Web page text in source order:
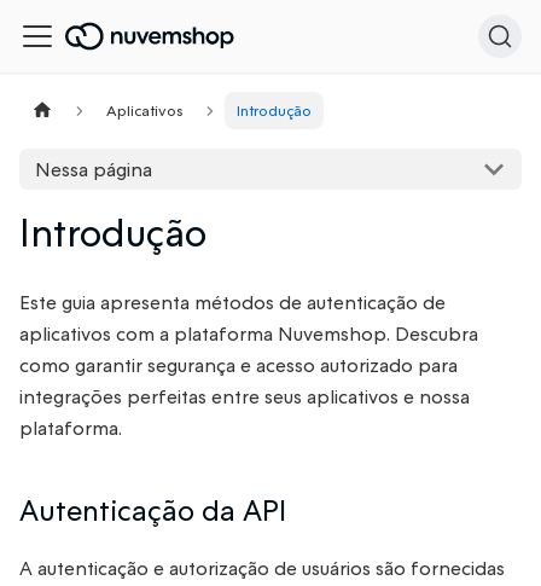
Aplicativos Introdução
Nessa página
Introdução
Este guia apresenta métodos de autenticação de
aplicativos com a plataforma Nuvemshop. Descubra
como garantir segurança e acesso autorizado para
integrações perfeitas entre seus aplicativos e nossa
plataforma.
Autenticação da API
A autenticação e autorização de usuários são fornecidas